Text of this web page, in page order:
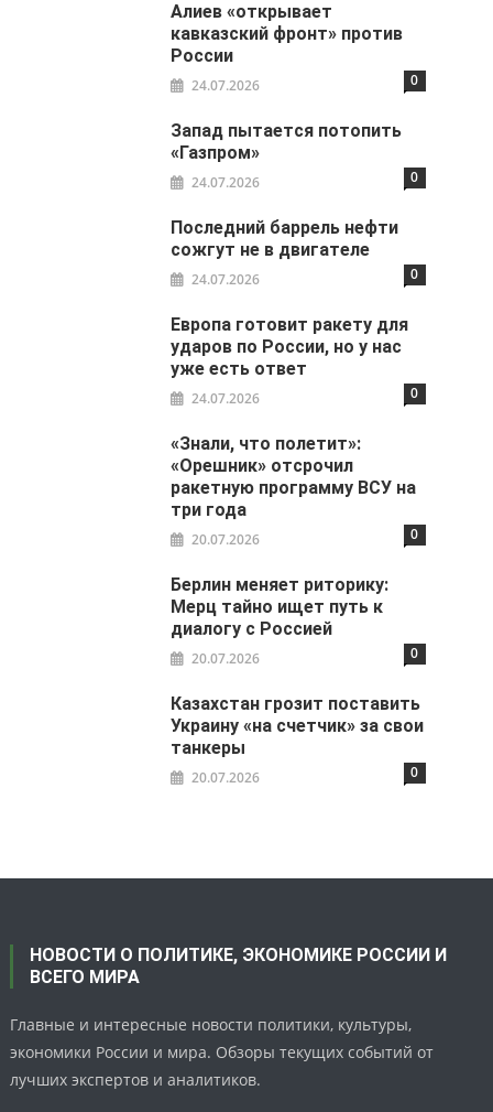
Алиев «открывает
кавказский фронт» против
России
24.07.2026 0
Запад пытается потопить
«Газпром»
24.07.2026 0
Последний баррель нефти
сожгут не в двигателе
24.07.2026 0
Европа готовит ракету для
ударов по России, но у нас
уже есть ответ
24.07.2026 0
«Знали, что полетит»:
«Орешник» отсрочил
ракетную программу ВСУ на
три года
20.07.2026 0
Берлин меняет риторику:
Мерц тайно ищет путь к
диалогу с Россией
20.07.2026 0
Казахстан грозит поставить
Украину «на счетчик» за свои
танкеры
20.07.2026 0
НОВОСТИ О ПОЛИТИКЕ, ЭКОНОМИКЕ РОССИИ И
ВСЕГО МИРА
Главные и интересные новости политики, культуры,
экономики России и мира. Обзоры текущих событий от
лучших экспертов и аналитиков.